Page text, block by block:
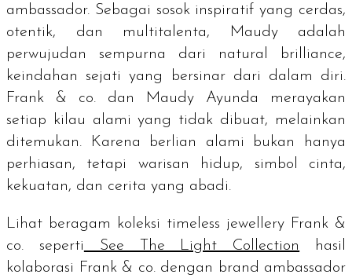
ambassador. Sebagai sosok inspiratif yang cerdas,
otentik, dan multitalenta, Maudy adalah
perwujudan sempurna dari natural brilliance,
keindahan sejati yang bersinar dari dalam diri.
Frank & co. dan Maudy Ayunda merayakan
setiap kilau alami yang tidak dibuat, melainkan
ditemukan. Karena berlian alami bukan hanya
perhiasan, tetapi warisan hidup, simbol cinta,
kekuatan, dan cerita yang abadi.
Lihat beragam koleksi timeless jewellery Frank &
co. seperti See The Light Collection
hasil
kolaborasi Frank & co. dengan brand ambassador